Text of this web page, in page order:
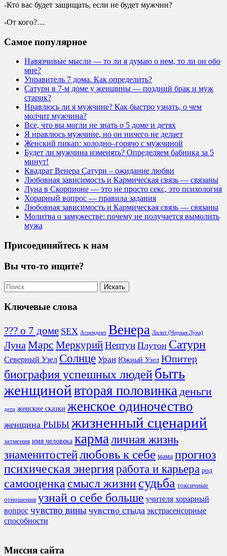
-Кто вас будет защищать, если не будет мужчин?
-От кого?…
Самое популярное
Навязчивые мысли — то ли я думаю о нем, то ли он обо
мне?
Управитель 7 дома. Как определить?
Сатурн в 7-м доме у женщины — поздний брак и муж
старик?
Нравлюсь ли я мужчине? Как быстро узнать, о чем
молчит мужчина?
Все, что вы могли не знать о 5 доме и детях
Я нравлюсь мужчине, но он ничего не делает
Женский пикап: холодно–горячо с мужчиной
Будет ли мужчина изменять? Определяем бабника за 5
минут!
Квадрат Венера Сатурн – ожидание любви
Любовная зависимость и Кармическая связь — связаны
Луна в Скорпионе — это не просто секс, это психология
Хорарный вопрос — правила задания
Любовная зависимость и Кармическая связь — связаны
Молитва о замужестве: почему не получается вымолить
мужа
Присоединяйтесь к нам
Вы что-то ищите?
Ключевые слова
??? о 7 доме SEX Асцендент Венера Лилит (Черная Луна)
Луна Марс МеркурийНептун Плутон Сатурн
Северный Узел Солнце Уран Южный Узел Юпитер
биография успешных людейбыть
женщинойвторая половинкаденьги
дети женские сказки женское одиночество
женщина РЫБЫ жизненный сценарий
затмения имя человека кармаличная жизнь
знаменитостейлюбовь к себе мама прогноз
психическая энергияработа и карьера род
самооценка смысл жизнисудьба токсичные
отношения узнай о себе больше учителя хорарный
вопрос чувство вины чувство стыда экстрасенсорные
способности
Миссия сайта